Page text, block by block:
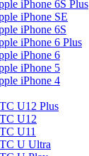
iPhone 6S Plus
iPhone SE
iPhone 6S
iPhone 6 Plus
iPhone 6
iPhone 5
iPhone 4
U12 Plus
U12
U11
U Ultra